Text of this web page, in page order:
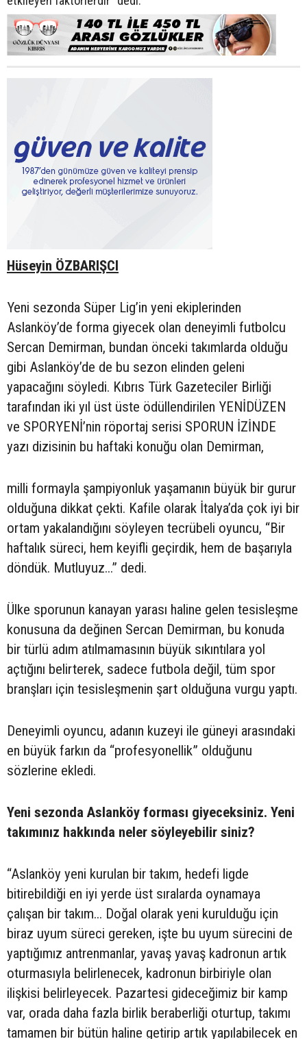
Hüseyin ÖZBARIŞCI
Yeni sezonda Süper Lig’in yeni ekiplerinden
Aslanköy’de forma giyecek olan deneyimli futbolcu
Sercan Demirman, bundan önceki takımlarda olduğu
gibi Aslanköy’de de bu sezon elinden geleni
yapacağını söyledi. Kıbrıs Türk Gazeteciler Birliği
tarafından iki yıl üst üste ödüllendirilen YENİDÜZEN
ve SPORYENİ’nin röportaj serisi SPORUN İZİNDE
yazı dizisinin bu haftaki konuğu olan Demirman,
milli formayla şampiyonluk yaşamanın büyük bir gurur
olduğuna dikkat çekti. Kafile olarak İtalya’da çok iyi bir
ortam yakalandığını söyleyen tecrübeli oyuncu, “Bir
haftalık süreci, hem keyifli geçirdik, hem de başarıyla
döndük. Mutluyuz...” dedi.
Ülke sporunun kanayan yarası haline gelen tesisleşme
konusuna da değinen Sercan Demirman, bu konuda
bir türlü adım atılmamasının büyük sıkıntılara yol
açtığını belirterek, sadece futbola değil, tüm spor
branşları için tesisleşmenin şart olduğuna vurgu yaptı.
Deneyimli oyuncu, adanın kuzeyi ile güneyi arasındaki
en büyük farkın da “profesyonellik” olduğunu
sözlerine ekledi.
Yeni sezonda Aslanköy forması giyeceksiniz. Yeni
takımınız hakkında neler söyleyebilir siniz?
“Aslanköy yeni kurulan bir takım, hedefi ligde
bitirebildiği en iyi yerde üst sıralarda oynamaya
çalışan bir takım... Doğal olarak yeni kurulduğu için
biraz uyum süreci gereken, işte bu uyum sürecini de
yaptığımız antrenmanlar, yavaş yavaş kadronun artık
oturmasıyla belirlenecek, kadronun birbiriyle olan
ilişkisi belirleyecek. Pazartesi gideceğimiz bir kamp
var, orada daha fazla birlik beraberliği oturtup, takımı
tamamen bir bütün haline getirip artık yapılabilecek en